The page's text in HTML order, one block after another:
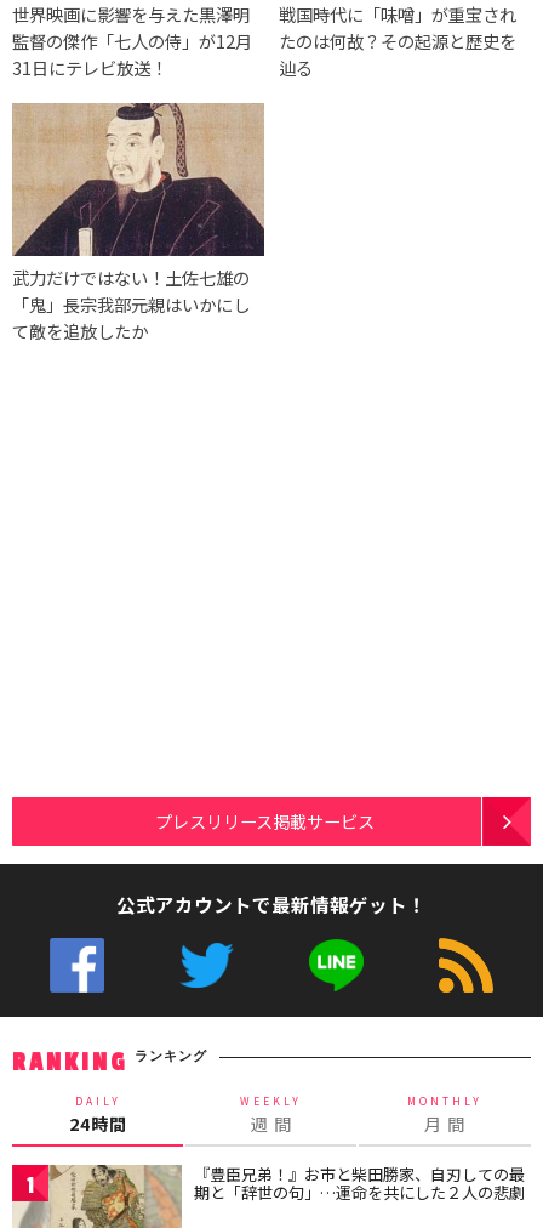
世界映画に影響を与えた黒澤明
監督の傑作「七人の侍」が12月
31日にテレビ放送！
戦国時代に「味噌」が重宝され
たのは何故？その起源と歴史を
辿る
武力だけではない！土佐七雄の
「鬼」長宗我部元親はいかにし
て敵を追放したか
プレスリリース掲載サービス
公式アカウントで最新情報ゲット！
RANKING ランキング
DAILY
24時間
WEEKLY
週 間
MONTHLY
月 間
1 『豊臣兄弟！』お市と柴田勝家、自刃しての最
期と「辞世の句」…運命を共にした２人の悲劇